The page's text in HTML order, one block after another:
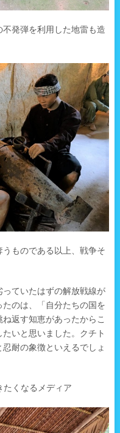
発弾を利用した地雷も造
ものである以上、戦争そ
ていたはずの解放戦線が
のは、「自分たちの国を
返す知恵があったからこ
いと思いました。クチト
耐の象徴といえるでしょ
くなるメディア